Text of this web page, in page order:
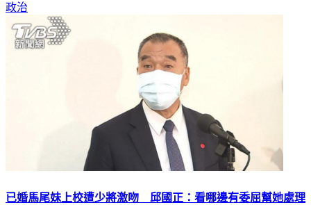
政治
已婚馬尾妹上校遭少將激吻 邱國正：看哪邊有委屈幫她處理